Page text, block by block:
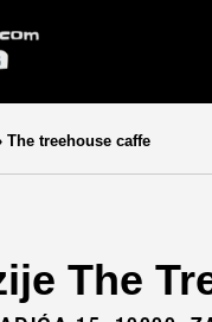
The treehouse caffe
The